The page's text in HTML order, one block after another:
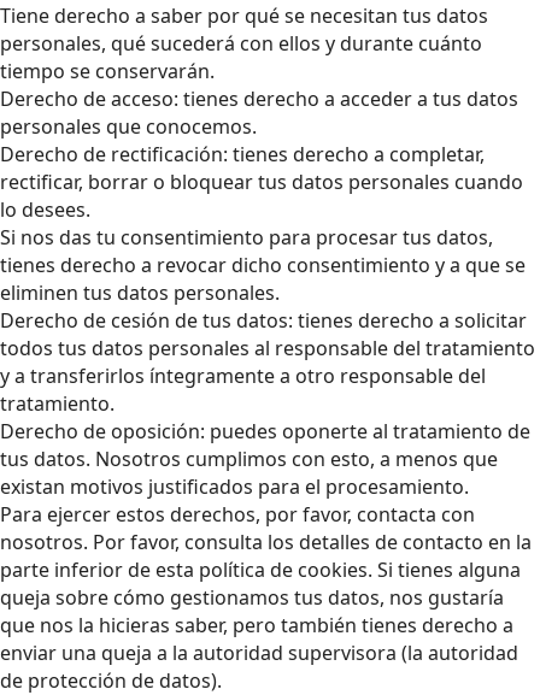
Tiene derecho a saber por qué se necesitan tus datos
personales, qué sucederá con ellos y durante cuánto
tiempo se conservarán.
Derecho de acceso: tienes derecho a acceder a tus datos
personales que conocemos.
Derecho de rectificación: tienes derecho a completar,
rectificar, borrar o bloquear tus datos personales cuando
lo desees.
Si nos das tu consentimiento para procesar tus datos,
tienes derecho a revocar dicho consentimiento y a que se
eliminen tus datos personales.
Derecho de cesión de tus datos: tienes derecho a solicitar
todos tus datos personales al responsable del tratamiento
y a transferirlos íntegramente a otro responsable del
tratamiento.
Derecho de oposición: puedes oponerte al tratamiento de
tus datos. Nosotros cumplimos con esto, a menos que
existan motivos justificados para el procesamiento.
Para ejercer estos derechos, por favor, contacta con
nosotros. Por favor, consulta los detalles de contacto en la
parte inferior de esta política de cookies. Si tienes alguna
queja sobre cómo gestionamos tus datos, nos gustaría
que nos la hicieras saber, pero también tienes derecho a
enviar una queja a la autoridad supervisora (la autoridad
de protección de datos).